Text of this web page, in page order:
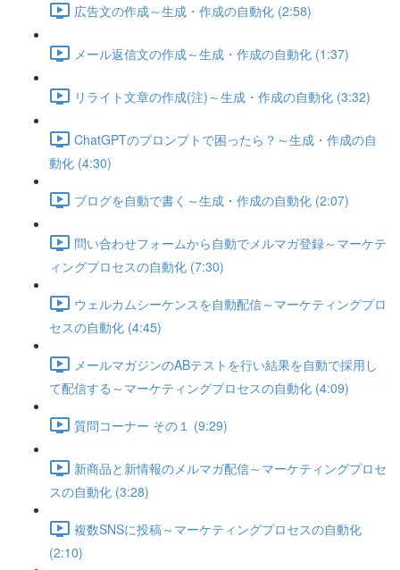
広告文の作成～生成・作成の自動化 (2:58)
メール返信文の作成～生成・作成の自動化 (1:37)
リライト文章の作成(注)～生成・作成の自動化 (3:32)
ChatGPTのプロンプトで困ったら？～生成・作成の自
動化 (4:30)
ブログを自動で書く～生成・作成の自動化 (2:07)
問い合わせフォームから自動でメルマガ登録～マーケテ
ィングプロセスの自動化 (7:30)
ウェルカムシーケンスを自動配信～マーケティングプロ
セスの自動化 (4:45)
メールマガジンのABテストを行い結果を自動で採用し
て配信する～マーケティングプロセスの自動化 (4:09)
質問コーナー その１ (9:29)
新商品と新情報のメルマガ配信～マーケティングプロセ
スの自動化 (3:28)
複数SNSに投稿～マーケティングプロセスの自動化
(2:10)